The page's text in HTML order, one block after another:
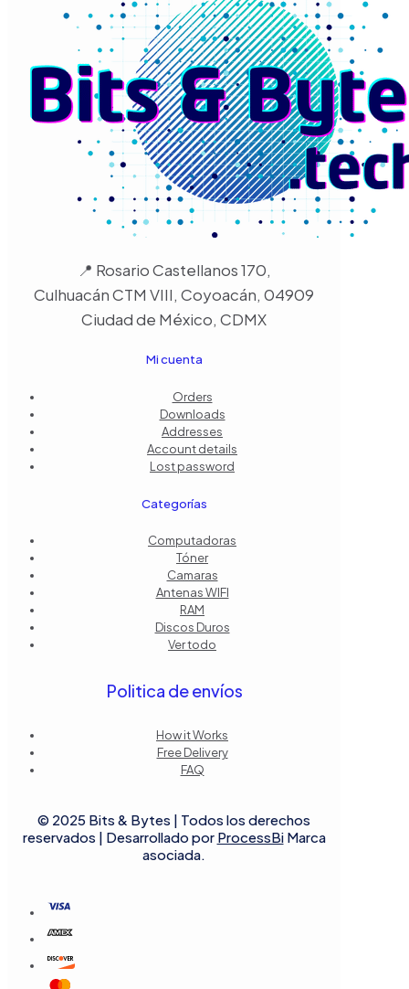
📍 Rosario Castellanos 170,
Culhuacán CTM VIII, Coyoacán, 04909
Ciudad de México, CDMX
Mi cuenta
Orders
Downloads
Addresses
Account details
Lost password
Categorías
Computadoras
Tóner
Camaras
Antenas WIFI
RAM
Discos Duros
Ver todo
Politica de envíos
How it Works
Free Delivery
FAQ
© 2025 Bits & Bytes | Todos los derechos
reservados | Desarrollado por ProcessBiMarca
asociada.